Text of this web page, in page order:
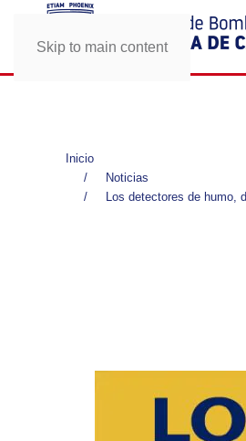
Skip to main content
Inicio
Noticias
Los detectores de humo,